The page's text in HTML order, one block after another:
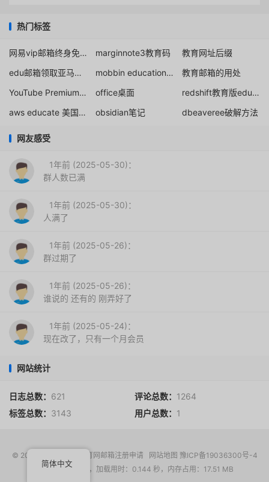
热门标签
网易vip邮箱终身免费使用权 marginnote3教育码
教育网址后缀
edu邮箱领取亚马逊会员
mobbin education plan
教育邮箱的用处
YouTube Premium学生会员
office桌面
redshift教育版edu邮箱注册
aws educate 美国edu邮箱aws
obsidian笔记 dbeaveree破解方法
网友感受
1年前 (2025-05-30)：
群人数已满
1年前 (2025-05-30)：
人满了
1年前 (2025-05-26)：
群过期了
1年前 (2025-05-26)：
谁说的 还有的 刚弄好了
1年前 (2025-05-24)：
现在改了，只有一个月会员
网站统计
日志总数： 621 评论总数： 1264
标签总数： 3143 用户总数： 1
© 2017-2026 EDU教育网邮箱注册申请 网站地图 豫ICP备19036300号-4
请求次数：16 次，加载用时：0.144 秒，内存占用：17.51 MB
简体中文